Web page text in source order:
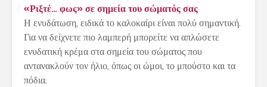
«Ριξτέ… φως» σε σημεία του σώματός σας
Η ενυδάτωση, ειδικά το καλοκαίρι είναι πολύ σημαντική.
Για να δείχνετε πιο λαμπερή μπορείτε να απλώσετε
ενυδατική κρέμα στα σημεία του σώματος που
αντανακλούν τον ήλιο, όπως οι ώμοι, το μπούστο και τα
πόδια.